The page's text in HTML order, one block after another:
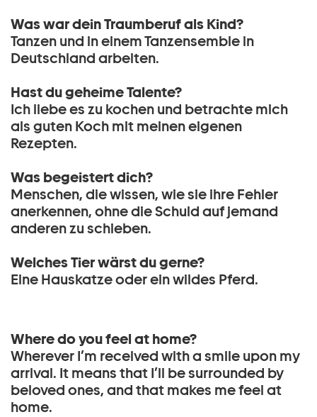
Was war dein Traumberuf als Kind?
Tanzen und in einem Tanzensemble in
Deutschland arbeiten.
Hast du geheime Talente?
Ich liebe es zu kochen und betrachte mich
als guten Koch mit meinen eigenen
Rezepten.
Was begeistert dich?
Menschen, die wissen, wie sie ihre Fehler
anerkennen, ohne die Schuld auf jemand
anderen zu schieben.
Welches Tier wärst du gerne?
Eine Hauskatze oder ein wildes Pferd.
Where do you feel at home?
Wherever I’m received with a smile upon my
arrival. It means that I’ll be surrounded by
beloved ones, and that makes me feel at
home.